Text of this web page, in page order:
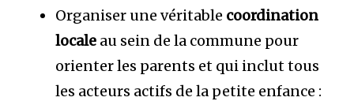
Organiser une véritable coordination
locale au sein de la commune pour
orienter les parents et qui inclut tous
les acteurs actifs de la petite enfance :